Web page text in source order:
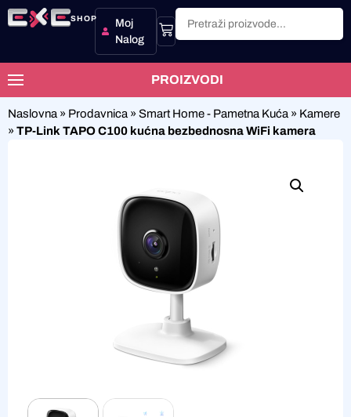
SHOP
Moj
Nalog
PROIZVODI
Naslovna » Prodavnica » Smart Home - Pametna Kuća » Kamere
» TP-Link TAPO C100 kućna bezbednosna WiFi kamera